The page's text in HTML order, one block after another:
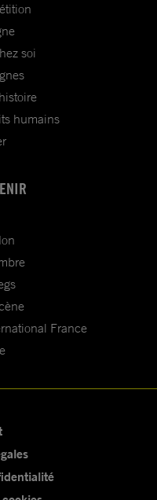
soi
humains
France